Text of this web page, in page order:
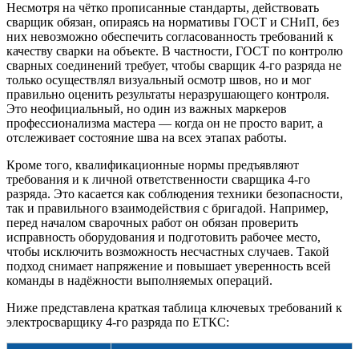
Несмотря на чётко прописанные стандарты, действовать
сварщик обязан, опираясь на нормативы ГОСТ и СНиП, без
них невозможно обеспечить согласованность требований к
качеству сварки на объекте. В частности, ГОСТ по контролю
сварных соединений требует, чтобы сварщик 4-го разряда не
только осуществлял визуальный осмотр швов, но и мог
правильно оценить результаты неразрушающего контроля.
Это неофициальный, но один из важных маркеров
профессионализма мастера — когда он не просто варит, а
отслеживает состояние шва на всех этапах работы.
Кроме того, квалификационные нормы предъявляют
требования и к личной ответственности сварщика 4-го
разряда. Это касается как соблюдения техники безопасности,
так и правильного взаимодействия с бригадой. Например,
перед началом сварочных работ он обязан проверить
исправность оборудования и подготовить рабочее место,
чтобы исключить возможность несчастных случаев. Такой
подход снимает напряжение и повышает уверенность всей
команды в надёжности выполняемых операций.
Ниже представлена краткая таблица ключевых требований к
электросварщику 4-го разряда по ЕТКС: